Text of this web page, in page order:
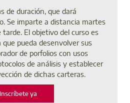
de duración, que dará
Se imparte a distancia martes
El objetivo del curso es
pueda desenvolver sus
de porfolios con usos
de análisis y establecer
de dichas carteras.
Inscríbete ya